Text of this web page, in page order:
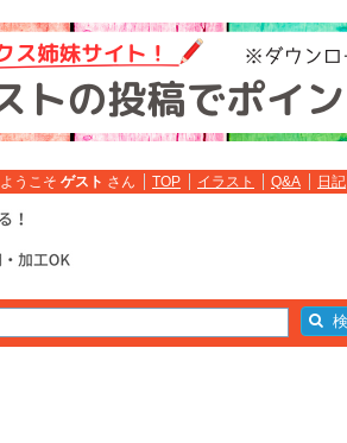
ようこそ ゲスト さん TOP イラスト Q&A 日記